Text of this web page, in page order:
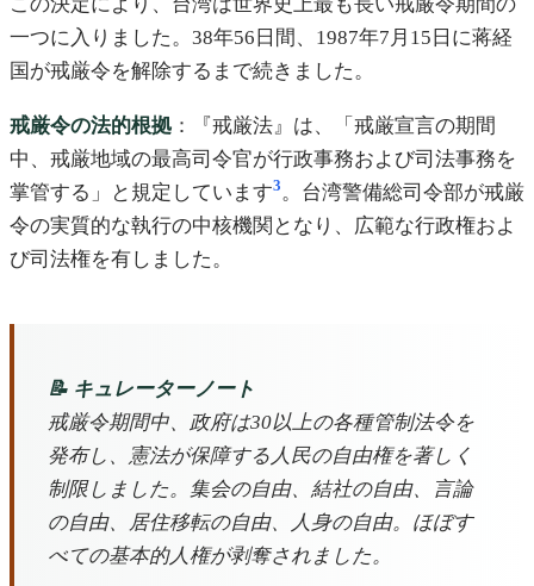
この決定により、台湾は世界史上最も長い戒厳令期間の
一つに入りました。38年56日間、1987年7月15日に蒋経
国が戒厳令を解除するまで続きました。
戒厳令の法的根拠 ：『戒厳法』は、「戒厳宣言の期間
中、戒厳地域の最高司令官が行政事務および司法事務を
掌管する」と規定しています3。台湾警備総司令部が戒厳
令の実質的な執行の中核機関となり、広範な行政権およ
び司法権を有しました。
📝 キュレーターノート
戒厳令期間中、政府は30以上の各種管制法令を
発布し、憲法が保障する人民の自由権を著しく
制限しました。集会の自由、結社の自由、言論
の自由、居住移転の自由、人身の自由。ほぼす
べての基本的人権が剥奪されました。